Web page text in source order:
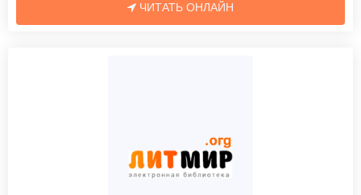
ЧИТАТЬ ОНЛАЙН